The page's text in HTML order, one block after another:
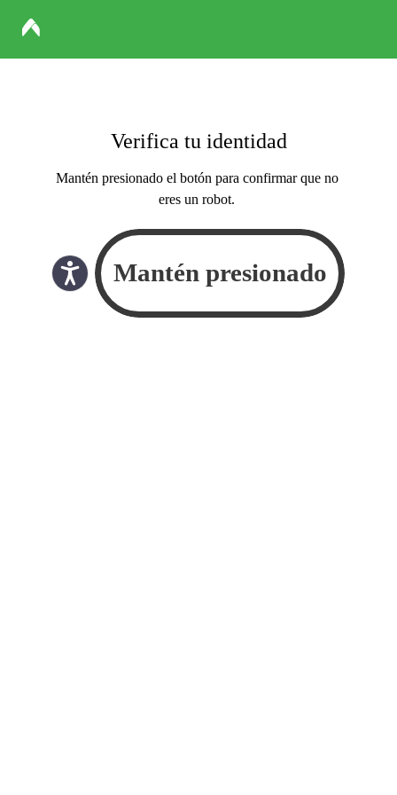
Verifica tu identidad
Mantén presionado el botón para confirmar que no
eres un robot.